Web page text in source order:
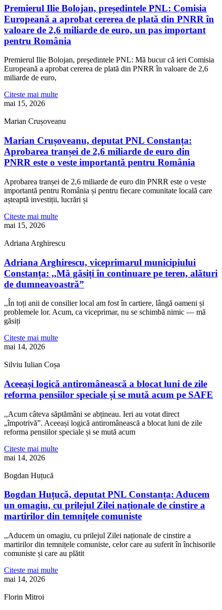
Premierul Ilie Bolojan, președintele PNL: Comisia
Europeană a aprobat cererea de plată din PNRR în
valoare de 2,6 miliarde de euro, un pas important
pentru România
Premierul Ilie Bolojan, președintele PNL: Mă bucur că ieri Comisia
Europeană a aprobat cererea de plată din PNRR în valoare de 2,6
miliarde de euro,
Citeste mai multe
mai 15, 2026
Marian Crușoveanu
Marian Crușoveanu, deputat PNL Constanța:
Aprobarea tranșei de 2,6 miliarde de euro din
PNRR este o veste importantă pentru România
Aprobarea tranșei de 2,6 miliarde de euro din PNRR este o veste
importantă pentru România și pentru fiecare comunitate locală care
așteaptă investiții, lucrări și
Citeste mai multe
mai 15, 2026
Adriana Arghirescu
Adriana Arghirescu, viceprimarul municipiului
Constanța: ,,Mă găsiți în continuare pe teren, alături
de dumneavoastră”
,,În toți anii de consilier local am fost în cartiere, lângă oameni și
problemele lor. Acum, ca viceprimar, nu se schimbă nimic — mă
găsiți
Citeste mai multe
mai 14, 2026
Silviu Iulian Coșa
Aceeași logică antiromânească a blocat luni de zile
reforma pensiilor speciale și se mută acum pe SAFE
,,Acum câteva săptămâni se abțineau. Ieri au votat direct
„împotrivă”. Aceeași logică antiromânească a blocat luni de zile
reforma pensiilor speciale și se mută acum
Citeste mai multe
mai 14, 2026
Bogdan Huțucă
Bogdan Huțucă, deputat PNL Constanța: Aducem
un omagiu, cu prilejul Zilei naționale de cinstire a
martirilor din temnițele comuniste
,,Aducem un omagiu, cu prilejul Zilei naționale de cinstire a
martirilor din temnițele comuniste, celor care au suferit în închisorile
comuniste și care au plătit
Citeste mai multe
mai 14, 2026
Florin Mitroi